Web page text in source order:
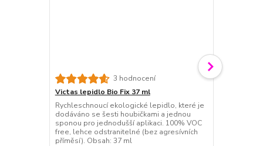
3 hodnocení
Victas lepidlo Bio Fix 37 ml
Rychleschnoucí ekologické lepidlo, které je
dodáváno se šesti houbičkami a jednou
sponou pro jednodušší aplikaci. 100% VOC
free, lehce odstranitelné (bez agresívních
příměsí). Obsah: 37 ml
VICTAS V